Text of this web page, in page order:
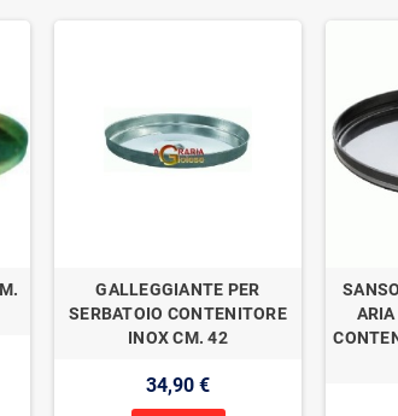
GALLEGGIANTE PER
SERBATOIO CONTENITORE
INOX CM. 42
34,90 €